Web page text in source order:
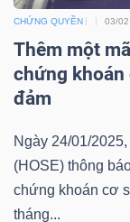
CHỨNG QUYỀN 03/
Thêm một
chứng khoán
đảm
Ngày 24/01/
(HOSE) thông
chứng khoán cơ
tháng...
BẤT
ĐỘNG
Mã
chứng
khoán
(-)